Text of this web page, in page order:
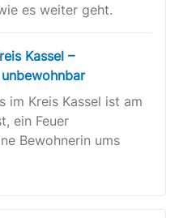
es weiter geht.
Kassel –
im Kreis Kassel ist am
ein Feuer
Bewohnerin ums